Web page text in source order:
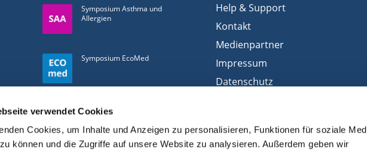
verwendet Cookies
Cookies, um Inhalte und Anzeigen zu personalisieren, Funktionen für soziale
können und die Zugriffe auf unsere Website zu analysieren. Außerdem geben wir
Symposium Asthma und
Allergien
Symposium EcoMed
ADIPOSITAS
Help & Support
Kontakt
Medienpartner
Impressum
Datenschutz